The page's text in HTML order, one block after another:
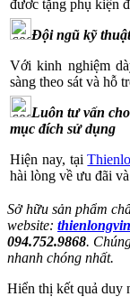
đươc tặng phụ kiện
Đội ngũ kỹ
Với kinh nghiệm
sàng theo sát và hỗ
Luôn tư vấn
mục đích sử dụng
Hiện nay, tại
hài lòng về ưu đãi
Sở hữu sản phẩm
website:
094.752.9868.
nhanh chóng nhất.
Hiển thị kết quả duy